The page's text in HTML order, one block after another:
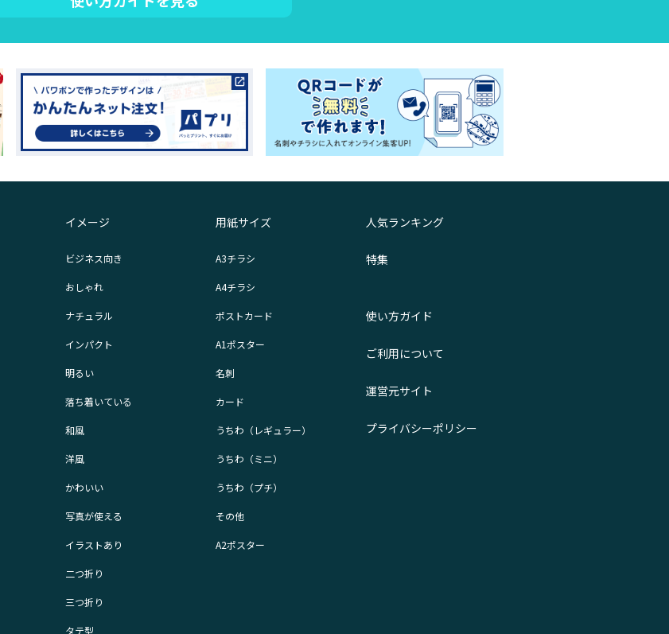
イメージ
ビジネス向き
おしゃれ
ナチュラル
インパクト
明るい
落ち着いている
和風
洋風
かわいい
写真が使える
イラストあり
二つ折り
三つ折り
タテ型
用紙サイズ
A3チラシ
A4チラシ
ポストカード
A1ポスター
名刺
カード
うちわ（レギュラー）
うちわ（ミニ）
うちわ（プチ）
その他
A2ポスター
人気ランキング
特集
使い方ガイド
ご利用について
運営元サイト
プライバシーポリシー